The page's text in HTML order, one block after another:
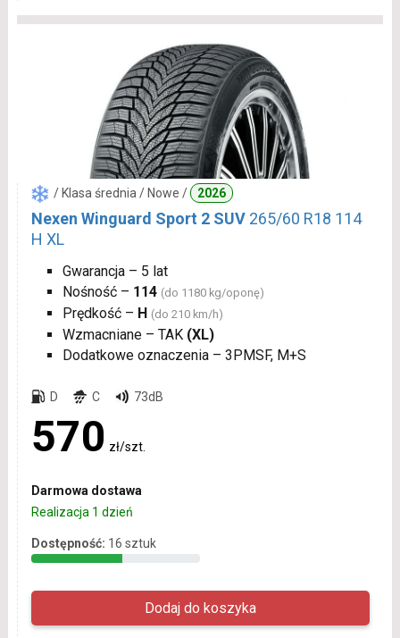
/ Klasa średnia / Nowe / 2026
Nexen Winguard Sport 2 SUV 265/60 R18 114
H XL
Gwarancja – 5 lat
Nośność – 114 (do 1180 kg/oponę)
Prędkość – H (do 210 km/h)
Wzmacniane – TAK (XL)
Dodatkowe oznaczenia – 3PMSF, M+S
D C 73dB
570 zł/szt.
Darmowa dostawa
Realizacja 1 dzień
Dostępność: 16 sztuk